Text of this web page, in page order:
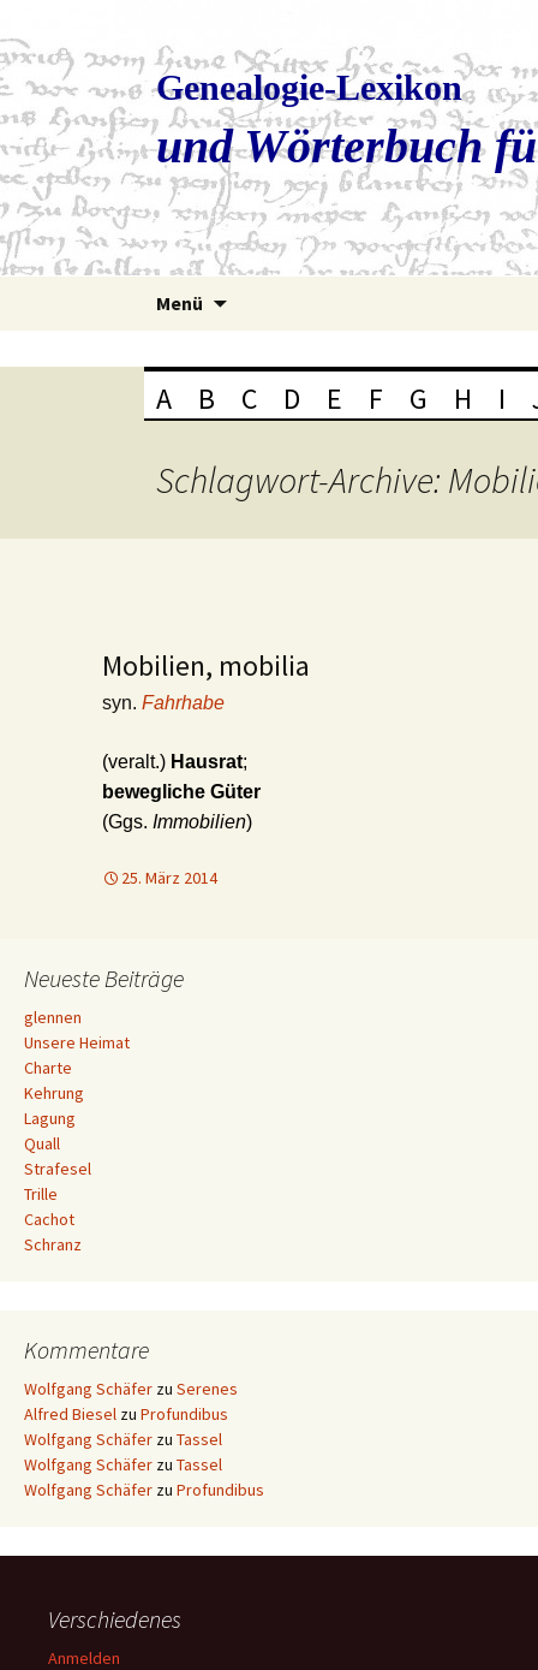
Genealogie-Lexikon
und Wörterbuch
Menü
A B C D E F G H I
Schlagwort-Archive:
Mobilien, mobilia
syn. Fahrhabe
(veralt.) Hausrat;
bewegliche Güter
(Ggs. Immobilien)
25. März 2014
Neueste Beiträge
glennen
Unsere Heimat
Charte
Kehrung
Lagung
Quall
Strafesel
Trille
Cachot
Schranz
Kommentare
Wolfgang Schäfer zu Serenes
Alfred Biesel zu Profundibus
Wolfgang Schäfer zu Tassel
Wolfgang Schäfer zu Tassel
Wolfgang Schäfer zu Profundibus
Verschiedenes
Anmelden